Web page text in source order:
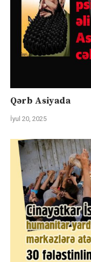
Qərb Asiyada
İyul 20, 2025